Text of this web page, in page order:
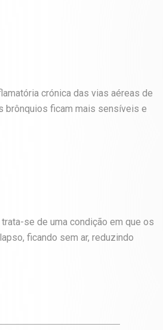
crónica das vias aéreas de
brônquios ficam mais sensíveis e
se de uma condição em que os
ficando sem ar, reduzindo